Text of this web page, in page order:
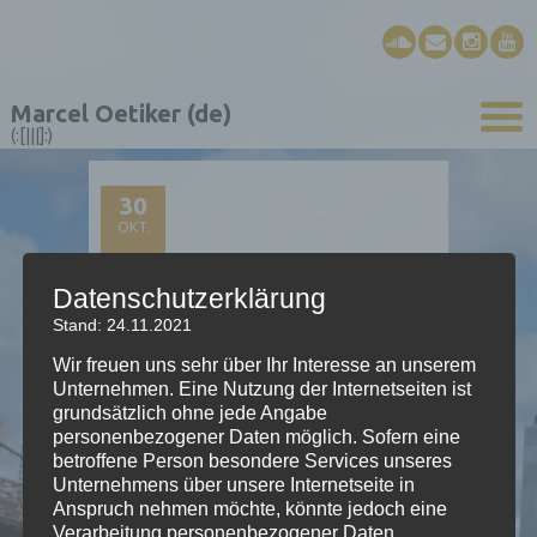
Marcel Oetiker (de)
(:[|||]:)
30
OKT.
d_i__s__
_T____a____n__
_z__e_n
Datenschutzerklärung
Stand: 24.11.2021
Wir freuen uns sehr über Ihr Interesse an unserem
Unternehmen. Eine Nutzung der Internetseiten ist
grundsätzlich ohne jede Angabe
personenbezogener Daten möglich. Sofern eine
betroffene Person besondere Services unseres
Unternehmens über unsere Internetseite in
Anspruch nehmen möchte, könnte jedoch eine
Verarbeitung personenbezogener Daten